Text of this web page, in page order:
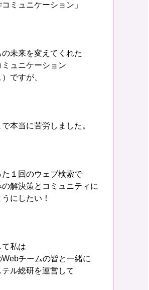
コミュニケーション」
未来を変えてくれた
ュニケーション
ですが、
本当に苦労しました。
た１回のウェブ検索で
解決策とコミュニティに
にしたい！
て私は
チームの皆と一緒に
テル総研を運営して